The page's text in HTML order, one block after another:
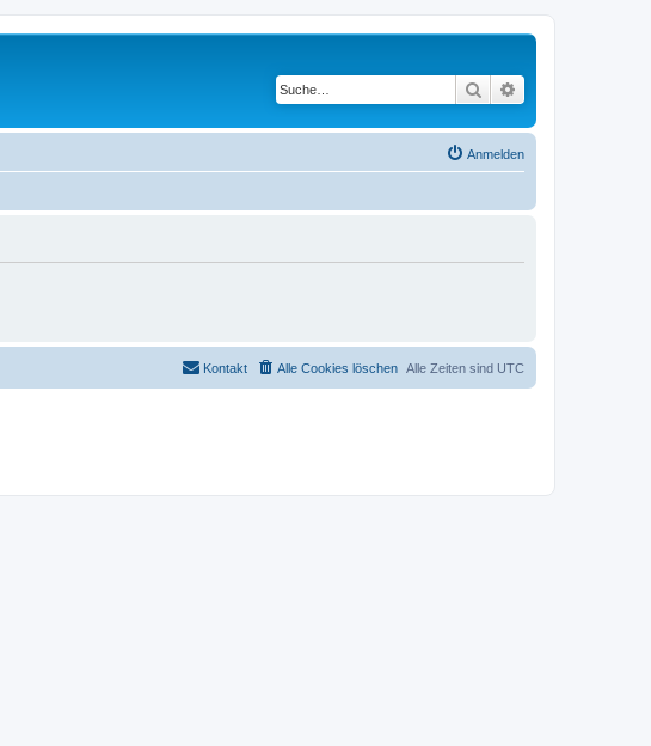
Suche
Anmelden
Alle Zeiten sind UTC
Alle Cookies löschen
Kontakt